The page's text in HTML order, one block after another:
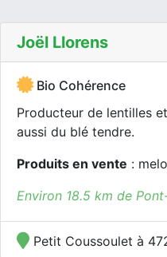
Joël Llorens
Bio Cohérence
Producteur de lentilles
aussi du blé tendre.
Produits en vente :
Environ 18.5 km de
Petit Coussoulet à